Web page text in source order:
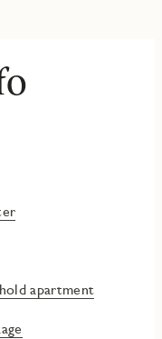
apartment